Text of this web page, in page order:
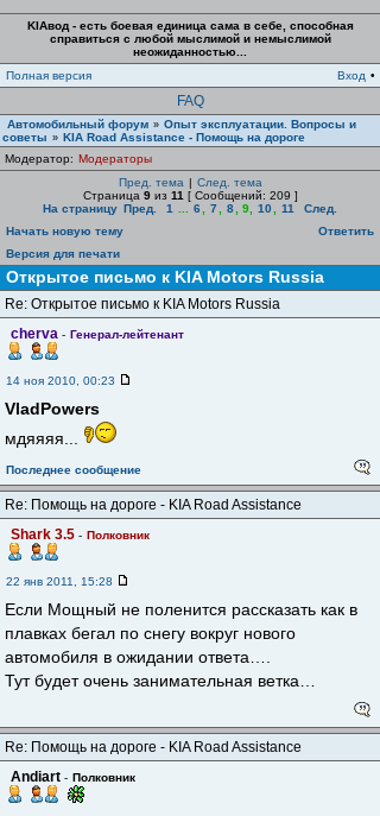
KIAвод - есть боевая единица сама в себе, способная
справиться с любой мыслимой и немыслимой
неожиданностью...
Полная версия
Вход •
FAQ
Автомобильный форум » Опыт эксплуатации. Вопросы и
советы » KIA Road Assistance - Помощь на дороге
Модератор: Модераторы
Пред. тема | След. тема
Страница 9из 11 [ Сообщений: 209 ]
На страницу Пред. 1 6 7 8 9 10 11
След.
Начать новую тему
Ответить
Версия для печати
Открытое письмо к KIA Motors Russia
Re: Открытое письмо к KIA Motors Russia
cherva - Генерал-лейтенант
14 ноя 2010, 00:23
VladPowers
мдяяяя...
Последнее сообщение
Re: Помощь на дороге - KIA Road Assistance
Shark 3.5 - Полковник
22 янв 2011, 15:28
Если Мощный не поленится рассказать как в
плавках бегал по снегу вокруг нового
автомобиля в ожидании ответа….
Тут будет очень занимательная ветка…
Re: Помощь на дороге - KIA Road Assistance
Andiart - Полковник